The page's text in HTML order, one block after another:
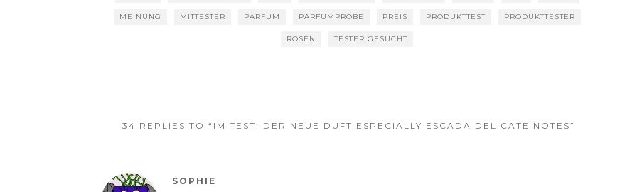
MEINUNG MITTESTER PARFUM PARFÜMPROBE PREIS PRODUKTTEST PRODUKTTESTER
ROSEN TESTER GESUCHT
34 REPLIES TO “IM TEST: DER NEUE DUFT ESPECIALLY ESCADA DELICATE NOTES”
SOPHIE